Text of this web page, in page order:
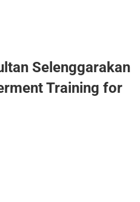
Selenggarakan
Training for